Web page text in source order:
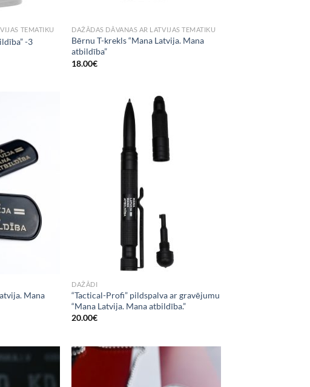
TEMATIKU
-3
DAŽĀDAS DĀVANAS AR LATVIJAS TEMATIKU
Bērnu T-krekls “Mana Latvija. Mana
atbildība”
18.00€
Add to
Wishlist
Mana
DAŽĀDI
“Tactical-Profi” pildspalva ar gravējumu
“Mana Latvija. Mana atbildība.”
20.00€